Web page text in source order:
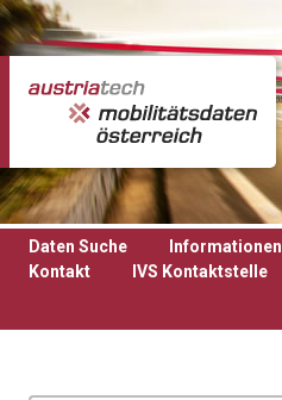
Direkt zum Inhalt
Daten Suche Informationen
Kontakt
IVS Kontaktstelle